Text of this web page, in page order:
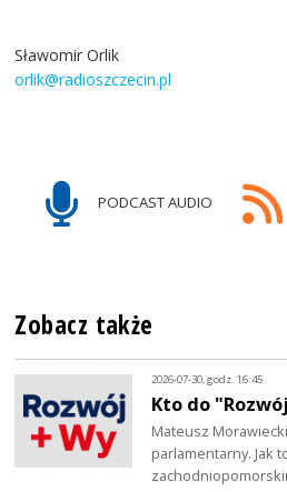
Sławomir Orlik
orlik@radioszczecin.pl
PODCAST AUDIO
Zobacz także
2026-07-30, godz. 16:45
Kto do
Mateusz
parlamentarny. Jak